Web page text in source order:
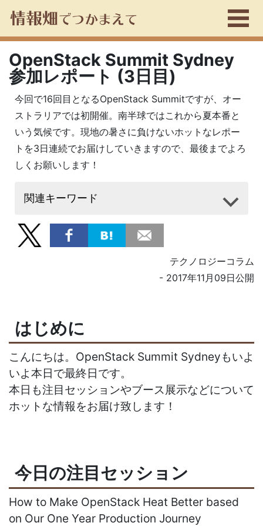
OpenStack Summit Sydney
参加レポート (3日目)
今回で16回目となるOpenStack Summitですが、オー
ストラリアでは初開催。南半球ではこれから夏本番と
いう気候です。現地の暑さに負けないホットなレポー
トを3日連続でお届けしていきますので、最後までよろ
しくお願いします！
関連キーワード
テクノロジーコラム
- 2017年11月09日公開
はじめに
こんにちは。OpenStack Summit Sydneyもいよ
いよ本日で最終日です。
本日も注目セッションやブース展示などについて
ホットな情報をお届け致します！
今日の注目セッション
How to Make OpenStack Heat Better based
on Our One Year Production Journey